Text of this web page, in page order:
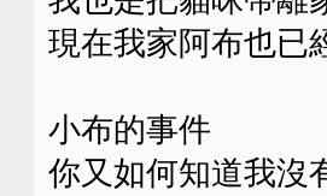
現在我家阿布也已
小布的事件
你又如何知道我沒